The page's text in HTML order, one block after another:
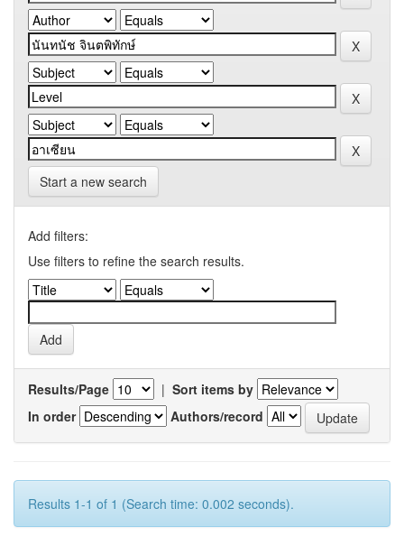
Start a new search
Add filters:
Use filters to refine the search results.
Results/Page | Sort items by
In order
Authors/record
Results 1-1 of 1 (Search time: 0.002 seconds).